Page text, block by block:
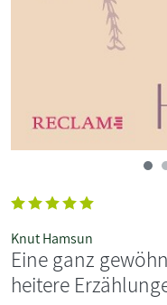
Knut Hamsun
Eine ganz
heitere